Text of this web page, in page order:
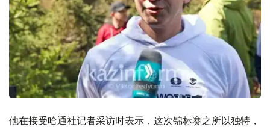
他在接受哈通社记者采访时表示，这次锦标赛之所以独特，